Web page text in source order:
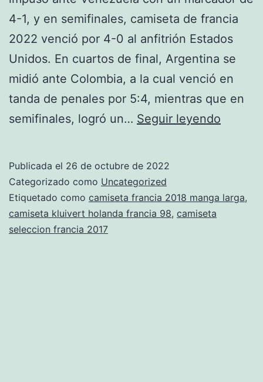
4-1, y en semifinales, camiseta de francia
2022 venció por 4-0 al anfitrión Estados
Unidos. En cuartos de final, Argentina se
midió ante Colombia, a la cual venció en
tanda de penales por 5:4, mientras que en
semifinales, logró un… Seguir leyendo
Publicada el 26 de octubre de 2022
Categorizado como Uncategorized
Etiquetado como camiseta francia 2018 manga larga,
camiseta kluivert holanda francia 98, camiseta
seleccion francia 2017